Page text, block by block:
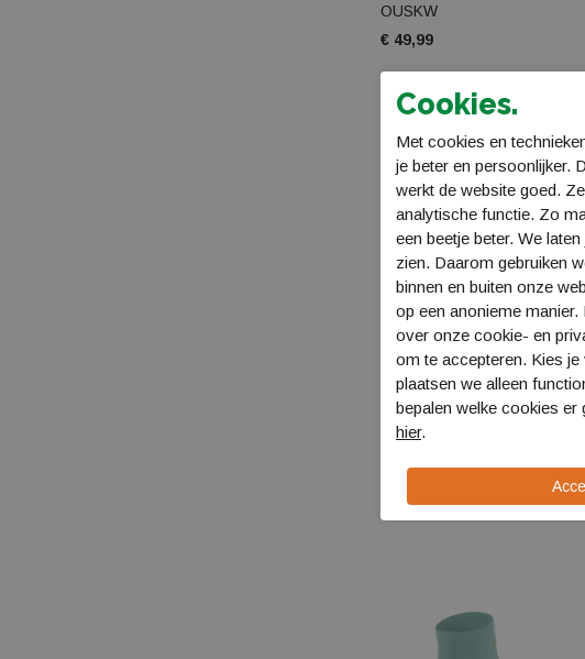
OUSKW
€ 49,99
Falke TK2 Explore Cool
Short
16154
Cookies.
Met cookies en
je beter en persoonlijker.
werkt de website goed.
analytische functie. Zo
een beetje beter. We
zien. Daarom gebruiken
binnen en buiten onze
op een anonieme
over onze cookie- en
om te accepteren. Kies je
plaatsen we alleen
bepalen welke cookies er
hier.